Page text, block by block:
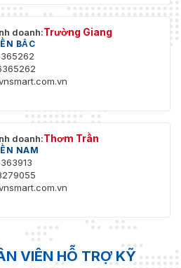
doanh:Trường Giang
BẮC
doanh:Thơm Trần
NAM
VIÊN HỖ TRỢ KỸ